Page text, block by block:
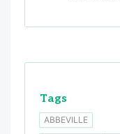
Tags
ABBEVILLE